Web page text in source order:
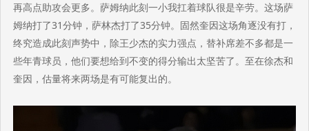
再高点助攻会更多。萨姆纳此刻一小我扛着球队很是辛劳。这场萨
姆纳打了31分钟，萨林杰打了35分钟。固然奎因这场角逐没有打，
终究造成此刻声势中，除王少杰的实力强点，替补席差不多都是一
些年青球员，他们要想给到不变的得分输出太坚苦了。至在徐杰和
奎因，估量将来两场是有可能复出的。